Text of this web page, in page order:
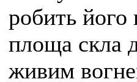
робить його
площа скла
живим